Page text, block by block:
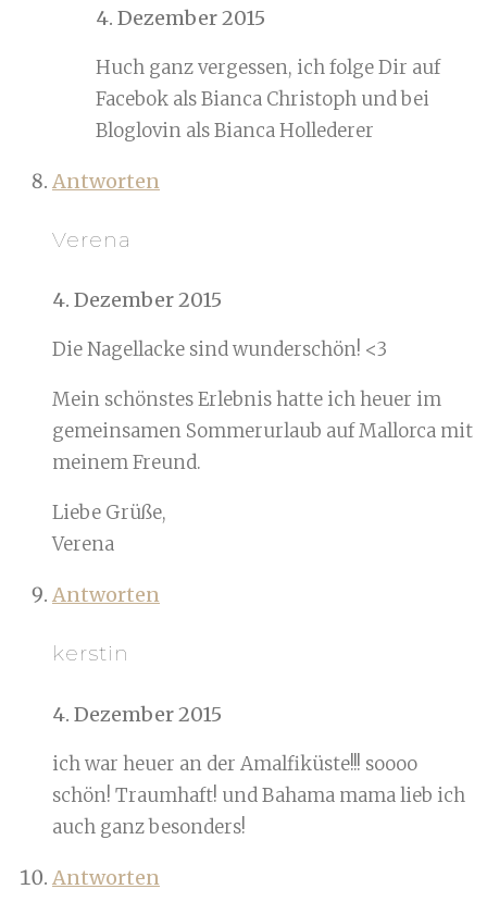
4. Dezember 2015
Huch ganz vergessen, ich folge Dir auf
Facebok als Bianca Christoph und bei
Bloglovin als Bianca Hollederer
Antworten
Verena
4. Dezember 2015
Die Nagellacke sind wunderschön! <3
Mein schönstes Erlebnis hatte ich heuer im
gemeinsamen Sommerurlaub auf Mallorca mit
meinem Freund.
Liebe Grüße,
Verena
Antworten
kerstin
4. Dezember 2015
ich war heuer an der Amalfiküste!!! soooo
schön! Traumhaft! und Bahama mama lieb ich
auch ganz besonders!
Antworten